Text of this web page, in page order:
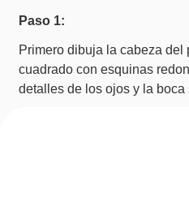
Paso 1:
Primero dibuja la cabeza del
cuadrado con esquinas
detalles de los ojos y la boca